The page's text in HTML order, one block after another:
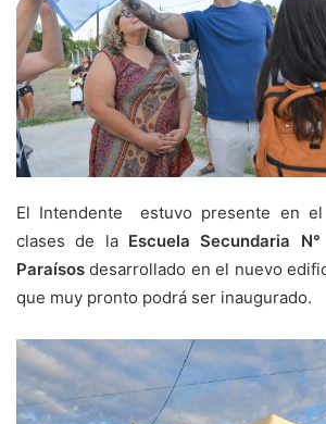
El Intendente estuvo presente en
clases de la Escuela Secundaria N°
Paraísos desarrollado en el nuevo
que muy pronto podrá ser inaugurado.